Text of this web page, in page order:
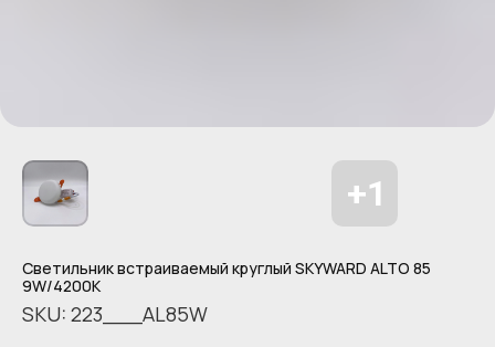
Светильник встраиваемый круглый SKYWARD ALTO 85
9W/4200K
SKU: 223___AL85W